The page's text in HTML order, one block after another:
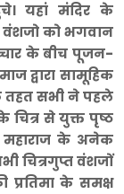
यहां मंदिर के
वंशजो को भगवान
के बीच पूजन-
द्वारा सामूहिक
तहत सभी ने पहले
चित्र से युक्त पृष्ठ
महाराज के अनेक
चित्रगुप्त वंशजों
प्रतिमा के समक्ष